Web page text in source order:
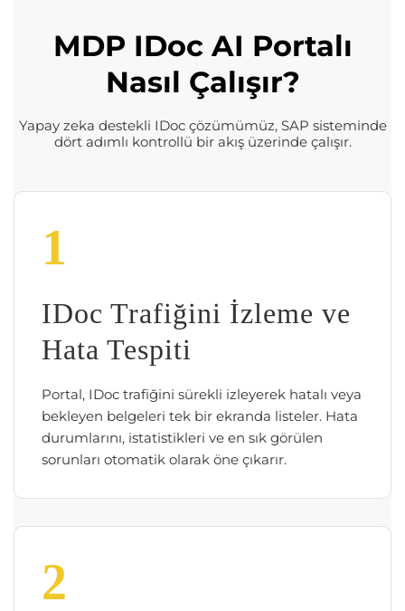
MDP IDoc AI Portalı
Nasıl Çalışır?
Yapay zeka destekli IDoc çözümümüz, SAP sisteminde
dört adımlı kontrollü bir akış üzerinde çalışır.
1
IDoc Trafiğini İzleme ve
Hata Tespiti
Portal, IDoc trafiğini sürekli izleyerek hatalı veya
bekleyen belgeleri tek bir ekranda listeler. Hata
durumlarını, istatistikleri ve en sık görülen
sorunları otomatik olarak öne çıkarır.
2